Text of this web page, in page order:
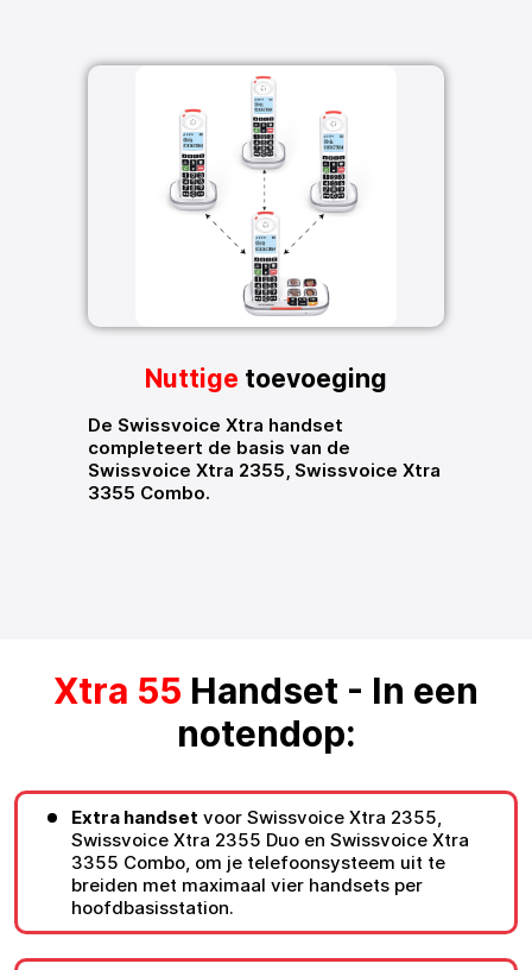
Nuttige toevoeging
De Swissvoice Xtra handset
completeert de basis van de
Swissvoice Xtra 2355, Swissvoice Xtra
3355 Combo.
Xtra 55 Handset - In een
notendop:
Extra handset voor Swissvoice Xtra 2355,
Swissvoice Xtra 2355 Duo en Swissvoice Xtra
3355 Combo, om je telefoonsysteem uit te
breiden met maximaal vier handsets per
hoofdbasisstation.